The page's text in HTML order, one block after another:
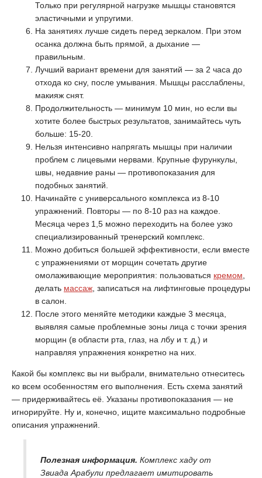
Только при регулярной нагрузке мышцы становятся
эластичными и упругими.
На занятиях лучше сидеть перед зеркалом. При этом
осанка должна быть прямой, а дыхание —
правильным.
Лучший вариант времени для занятий — за 2 часа до
отхода ко сну, после умывания. Мышцы расслаблены,
макияж снят.
Продолжительность — минимум 10 мин, но если вы
хотите более быстрых результатов, занимайтесь чуть
больше: 15-20.
Нельзя интенсивно напрягать мышцы при наличии
проблем с лицевыми нервами. Крупные фурункулы,
швы, недавние раны — противопоказания для
подобных занятий.
Начинайте с универсального комплекса из 8-10
упражнений. Повторы — по 8-10 раз на каждое.
Месяца через 1,5 можно переходить на более узко
специализированный тренерский комплекс.
Можно добиться большей эффективности, если вместе
с упражнениями от морщин сочетать другие
омолаживающие мероприятия: пользоваться кремом
делать массаж , записаться на лифтинговые процедуры
в салон.
После этого меняйте методики каждые 3 месяца,
выявляя самые проблемные зоны лица с точки зрения
морщин (в области рта, глаз, на лбу и т. д.) и
направляя упражнения конкретно на них.
Какой бы комплекс вы ни выбрали, внимательно отнеситесь
ко всем особенностям его выполнения. Есть схема занятий
— придерживайтесь её. Указаны противопоказания — не
игнорируйте. Ну и, конечно, ищите максимально подробные
описания упражнений.
Полезная информация. Комплекс хаду от
Звиада Арабули предлагает имитировать